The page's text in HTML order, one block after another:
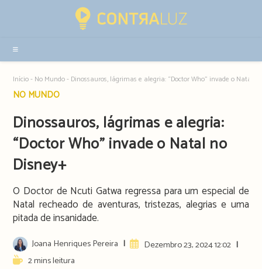
sidebar
Início- No Mundo- Dinossauros, lágrimas e alegria: “Doctor Who” invade o Natal
Post
NO MUNDO
Dinossauros, lágrimas e alegria:
“Doctor Who” invade o Natal no
Disney+
O Doctor de Ncuti Gatwa regressa para um especial de
Natal recheado de aventuras, tristezas, alegrias e uma
pitada de insanidade.
Post
author:
Joana Henriques Pereira
ArtigoDezembro 23, 2024 12:02
Reading2 mins leitura